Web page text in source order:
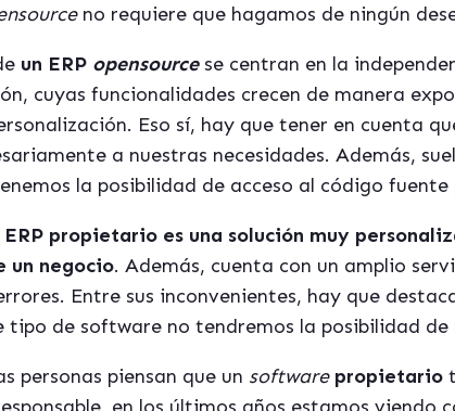
no requiere que hagamos de ningún
un ERP opensourcese centran en la
cuyas funcionalidades crecen de manera
Eso sí, hay que tener en cuenta
a nuestras necesidades. Además,
la posibilidad de acceso al código
ERP propietario es una solución muy
un negocio. Además, cuenta con un amplio
Entre sus inconvenientes, hay que
tipo de software no tendremos la posibilidad
personas piensan que un softwarepropietario